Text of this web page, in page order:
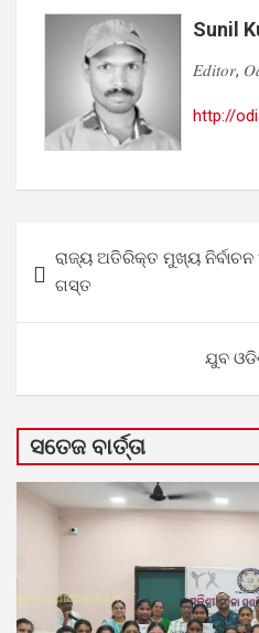
Sunil
𝐸𝑑𝑖𝑡𝑜𝑟,
http://
navigation
ରାଜ୍ୟ ଅତିରିକ୍ତ ମୁଖ୍ୟ ନିର୍ବାଚନ
ଗସ୍ତ
ଯୁବ
ସତେଜ ବାର୍ତ୍ତା